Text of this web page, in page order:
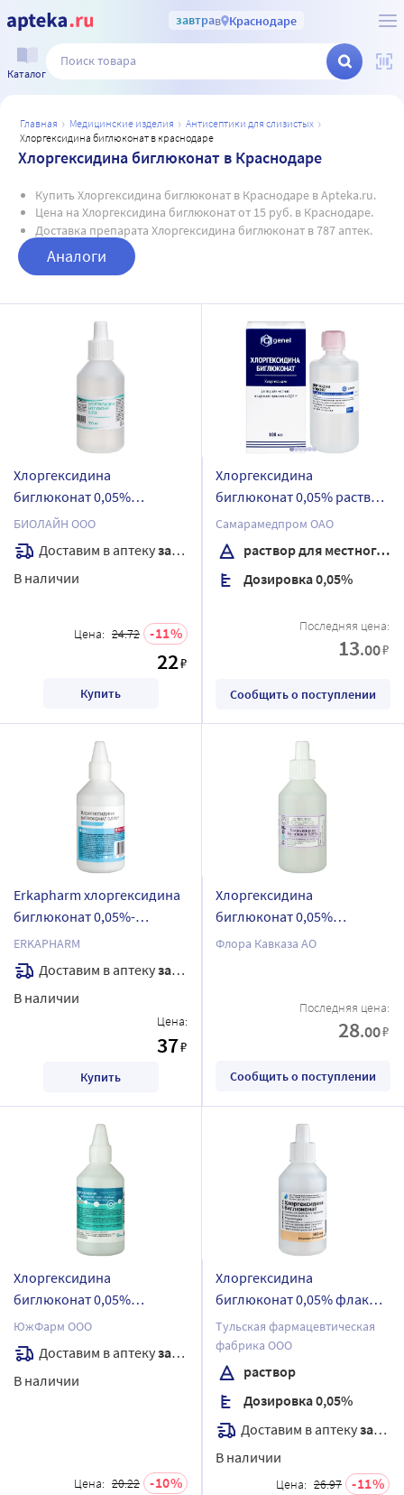
завтрав Краснодаре
Каталог
главная медицинские изделия
антисептики для слизистых
хлоргексидина биглюконат в краснодаре
Хлоргексидина биглюконат в Краснодаре
Купить Хлоргексидина биглюконат в Краснодаре в Apteka.ru.
Цена на Хлоргексидина биглюконат от 15 руб. в Краснодаре.
Доставка препарата Хлоргексидина биглюконат в 787 аптек.
Аналоги
Хлоргексидина
биглюконат 0,05%
средство
дезинфицирующее 100 мл/
биолайн/
БИОЛАЙН ООО
Доставим в аптекузавтра
В наличии
Цена: 24.72 11
22₽
Купить
Хлоргексидина
биглюконат 0,05% раствор
для местного и наружного
применения 100 мл
Самарамедпром ОАО
раствор для местного и наружного применения
Дозировка 0,05%
Последняя цена:
13.00₽
Сообщить о поступлении
Erkapharm хлоргексидина
биглюконат 0,05%-
южфарм средство
дезинфицирующее
кожный антисептик 100 мл
ERKAPHARM
Доставим в аптекузавтра
В наличии
Цена:
37₽
Купить
Хлоргексидина
биглюконат 0,05%
средство
кожный антисептик
Флора Кавказа АО
Последняя цена:
28.00₽
Сообщить о поступлении
Хлоргексидина
биглюконат 0,05%
южфарм средство
дезинфицирующее 100 мл
кожный антисептик
ЮжФарм ООО
Доставим в аптекузавтра
В наличии
Цена: 20.22 10
Хлоргексидина
биглюконат 0,05% флакон-
капельница раствор 100
мл
Тульская фармацевтическая
фабрика ООО
раствор
Дозировка 0,05%
Доставим в аптекузавтра
В наличии
Цена: 26.97 11